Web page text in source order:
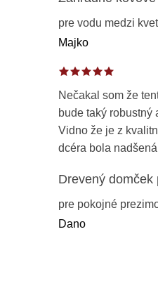
pre vodu medzi
Majko
Nečakal som že
bude taký robustný
Vidno že je z
dcéra bola
pre pokojné
Dano